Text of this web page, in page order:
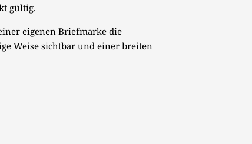
gültig.
eigenen Briefmarke die
Weise sichtbar und einer breiten